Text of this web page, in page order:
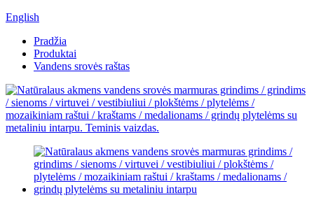
English
Pradžia
Produktai
Vandens srovės raštas